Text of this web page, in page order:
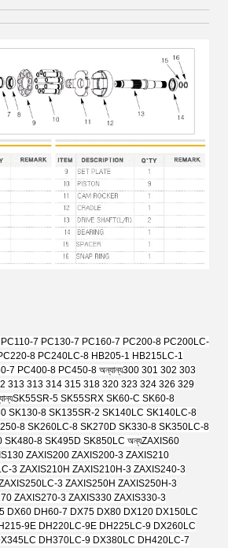
7 PC130-7 PC160-7 PC200-8 PC200LC-
8 PC240LC-8 HB205-1 HB215LC-1
7 PC400-8 PC450-8 অন্যান্য300 301 302 303
313 313 314 315 318 320 323 324 326 329
SK55SR-5 SK55SRX SK60-C SK60-8
SK130-8 SK135SR-2 SK140LC SK140LC-8
8 SK260LC-8 SK270D SK330-8 SK350LC-8
8 SK495D SK850LC অন্যZAXIS60
ZAXIS200 ZAXIS200-3 ZAXIS210
3 ZAXIS210H ZAXIS210H-3 ZAXIS240-3
3 ZAXIS250H ZAXIS250H-3
ZAXIS270-3 ZAXIS330 ZAXIS330-3
DX60 DH60-7 DX75 DX80 DX120 DX150LC
9E DH220LC-9E DH225LC-9 DX260LC
DH370LC-9 DX380LC DH420LC-7